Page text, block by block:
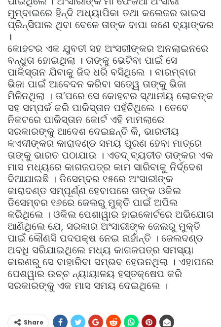
ମୁମ୍ବାଇରେ ହିନ୍ଦି ଅଧ୍ୟାପିକା ତଥା କଲେଜର ଭାଇସ
ପ୍ରିନ୍ସିପାଲ ଥିବା ବେଳେ ତାଙ୍କ ବାପା ଜଣେ ବ୍ୟାଙ୍କର
।
କୋହଟର ଏକ ଯୁବତୀ ସହ ଅଂସରୀଙ୍କର ଅନଲାଇନରେ
ବନ୍ଧୁତା ହୋଇଥିଲା । ତାଙ୍କୁ ଭେଟିବା ପାଇଁ ସେ
ପାକିସ୍ତାନ ଯିବାକୁ ଜିଦ ଧରି ବସିଥିଲେ । ବାରମ୍ବାର
ଭିଜା ପାଇଁ ଆବେଦନ କରିବା ସତେ୍ୱ ତାଙ୍କୁ ଭିଜା
ମିଳିନଥିଲା । ତା’ପରେ ସେ କୋହଟର ସ୍ଥାନୀୟ ଲୋକଙ୍କ
ସହ ସମ୍ପର୍କ କରି ପାକିସ୍ତାନ ପହଁଚିଥିଲେ । ତେବେ
ନିକଟରେ ପାକିସ୍ତାନ କୋର୍ଟ ଏହି ମାମଲାରେ
ସରକାରଙ୍କୁ ଆଦେଶ ଦେଇଛନ୍ତି କି, ଭାରତୀୟ
କଏଦୀଙ୍କର କାରାଦଣ୍ଡ ସମୟ ପୂରଣ ହେବା ମାତ୍ରେ
ତାଙ୍କୁ ଭାରତ ପଠାଯାଉ । ଏତଦ୍‌ ବ୍ୟତୀତ ତାଙ୍କର ଏକ
ମାସ ମଧ୍ୟରେ କାଗଜପତ୍ର କାମ ସାରିବାକୁ ନିର୍ଦ୍ଦେଶ
ଦିଆଯାଇଛି । ଡିସେମ୍ବର ୧୫ରେ ଅଂସାରୀଙ୍କ
କାରାଦଣ୍ଡ ସମ୍ପୂର୍ଣ୍ଣ ହେବାପରେ ତାଙ୍କ ଓକିଲ
ଡିସେମ୍ବର ୧୬ରେ ଜେଲରୁ ମୁକ୍ତି ପାଇଁ ଅପିଲ
କରିଥିଲେ । ଓକିଲ ପେଶାୱାର ହାଇକୋର୍ଟରେ ଅଭିଯୋଗ
ଆଣିଥିଲେ ଯେ, ସରକାର ଅଂସାରୀଙ୍କ ଜେଲରୁ ମୁକ୍ତି
ପାଇଁ କୌଣସି ପଦପକ୍ଷ ନେଇ ନାହାଁନ୍ତି । ଜେଲଦଣ୍ଡ
ଅବଧି ସରିଯାଇଥିଲେ ମଧ୍ୟ କାଗଜପତ୍ର ସମସ୍ୟା
କାରଣରୁ ସେ ବାହାରିବା ସମ୍ଭବ ହେଉନଥିଲା । ଏହାପରେ
ପେଶୱାର ଉଚ୍ଚ ନ୍ୟାୟାଳୟ ହସ୍ତକ୍ଷେପ କରି
ସରକାରଙ୍କୁ ଏକ ମାସ ସମୟ ଦେଇଥିଲେ ।
Share